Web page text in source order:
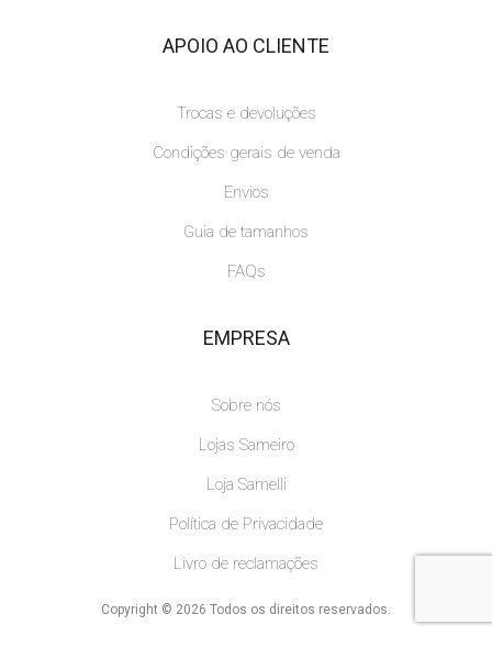
APOIO AO CLIENTE
Trocas e devoluções
Condições gerais de venda
Envios
Guia de tamanhos
FAQs
EMPRESA
Sobre nós
Lojas Sameiro
Loja Samelli
Política de Privacidade
Livro de reclamações
Copyright © 2026 Todos os direitos reservados.